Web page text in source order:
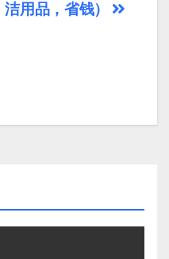
洁用品，省钱）